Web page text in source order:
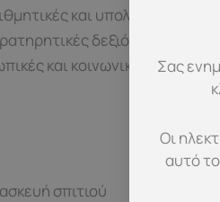
και υπολογιστικές
δεξιότητες
και κοινωνικές
σπιτιού
Σας
Οι
αυτό